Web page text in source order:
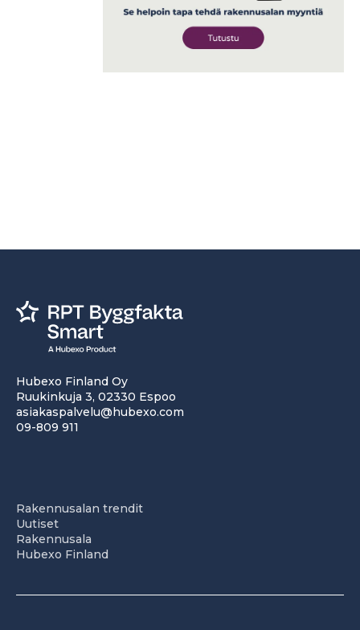
Hubexo Finland Oy
Ruukinkuja 3, 02330 Espoo
asiakaspalvelu@hubexo.com
09-809 911
Rakennusalan trendit
Uutiset
Rakennusala
Hubexo Finland